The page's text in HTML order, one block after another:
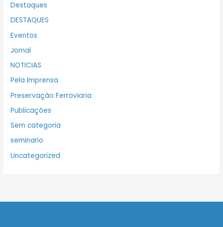
Destaques
DESTAQUES
Eventos
Jornal
NOTICIAS
Pela Imprensa
Preservação Ferroviaria
Publicações
Sem categoria
seminario
Uncategorized